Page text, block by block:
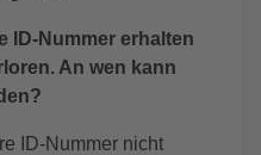
ID-Nummer erhalten
An wen kann
ID-Nummer nicht